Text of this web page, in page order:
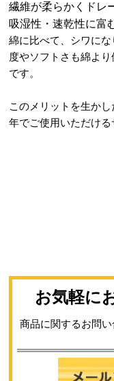
繊維が柔らかくドレ
吸湿性・速乾性に富
綿に比べて、シワに
度やソフトさも綿よ
です。
このメリットを生か
年でご使用いただける
お気軽に
商品に関するお問